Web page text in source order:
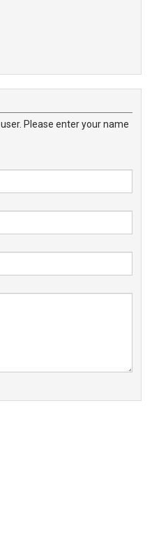
Please enter your name